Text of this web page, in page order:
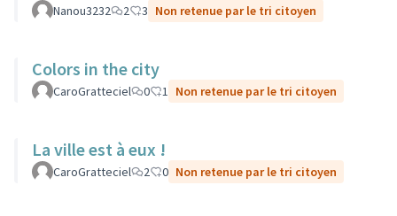
Nanou3232 2 3 Non retenue par le tri citoyen
Colors in the city
CaroGratteciel 0 1 Non retenue par le tri citoyen
La ville est à eux !
CaroGratteciel 2 0 Non retenue par le tri citoyen